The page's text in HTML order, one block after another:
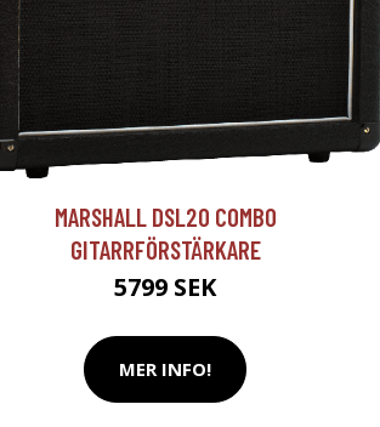
MARSHALL DSL20 COMBO
GITARRFÖRSTÄRKARE
5799 SEK
MER INFO!